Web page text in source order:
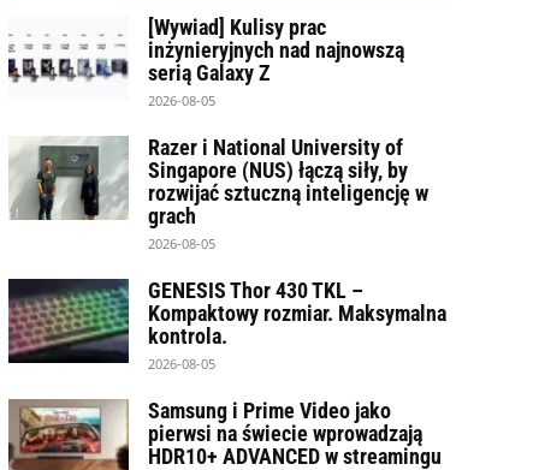
[Wywiad] Kulisy prac
inżynieryjnych nad najnowszą
serią Galaxy Z
2026-08-05
Razer i National University of
Singapore (NUS) łączą siły, by
rozwijać sztuczną inteligencję w
grach
2026-08-05
GENESIS Thor 430 TKL –
Kompaktowy rozmiar. Maksymalna
kontrola.
2026-08-05
Samsung i Prime Video jako
pierwsi na świecie wprowadzają
HDR10+ ADVANCED w streamingu